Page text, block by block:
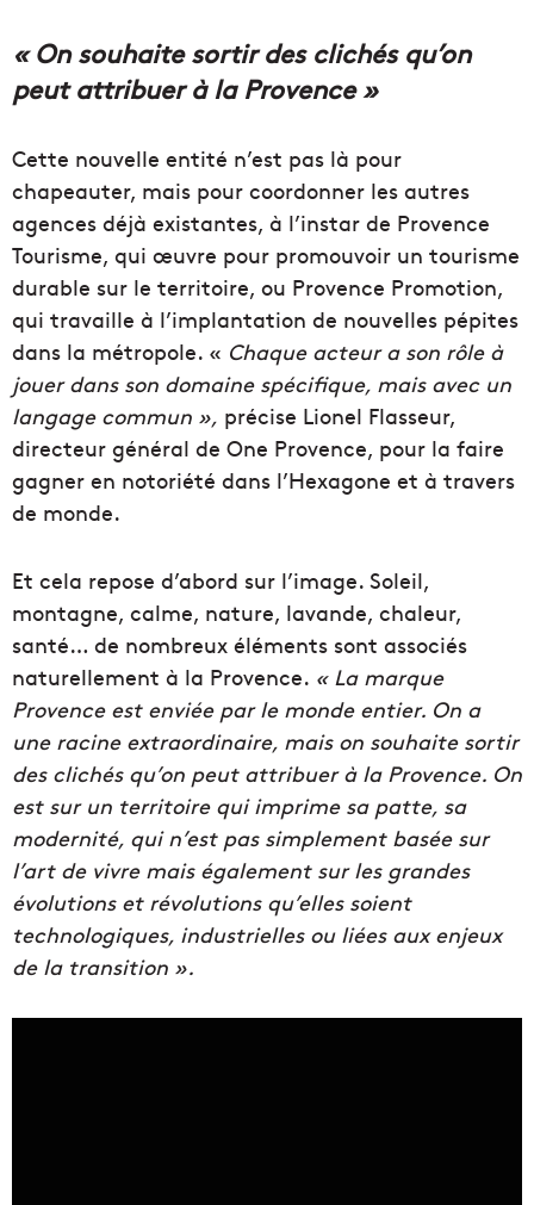
« On souhaite sortir des clichés qu’on
peut attribuer à la Provence »
Cette nouvelle entité n’est pas là pour
chapeauter, mais pour coordonner les autres
agences déjà existantes, à l’instar de Provence
Tourisme, qui œuvre pour promouvoir un tourisme
durable sur le territoire, ou Provence Promotion,
qui travaille à l’implantation de nouvelles pépites
dans la métropole. « Chaque acteur a son rôle à
jouer dans son domaine spécifique, mais avec un
langage commun », précise Lionel Flasseur,
directeur général de One Provence, pour la faire
gagner en notoriété dans l’Hexagone et à travers
de monde.
Et cela repose d’abord sur l’image. Soleil,
montagne, calme, nature, lavande, chaleur,
santé… de nombreux éléments sont associés
naturellement à la Provence. « La marque
Provence est enviée par le monde entier. On a
une racine extraordinaire, mais on souhaite sortir
des clichés qu’on peut attribuer à la Provence. On
est sur un territoire qui imprime sa patte, sa
modernité, qui n’est pas simplement basée sur
l’art de vivre mais également sur les grandes
évolutions et révolutions qu’elles soient
technologiques, industrielles ou liées aux enjeux
de la transition ».